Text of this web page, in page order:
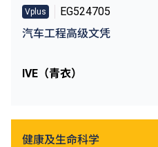
Vplus
EG524705
汽车工程高级文凭
IVE（青衣）
健康及生命科学